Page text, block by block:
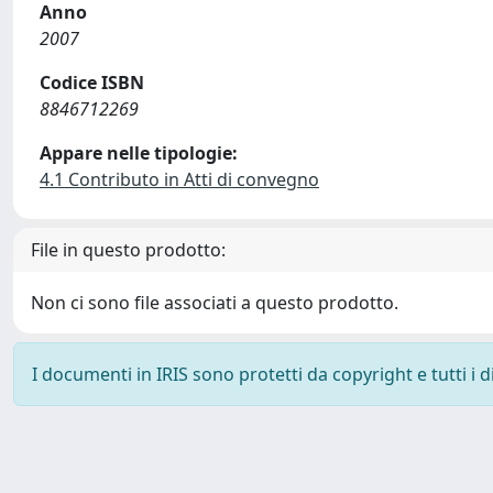
Anno
2007
Codice ISBN
8846712269
Appare nelle tipologie:
4.1 Contributo in Atti di convegno
File in questo prodotto:
Non ci sono file associati a questo prodotto.
I documenti in IRIS sono protetti da copyright e tutti i